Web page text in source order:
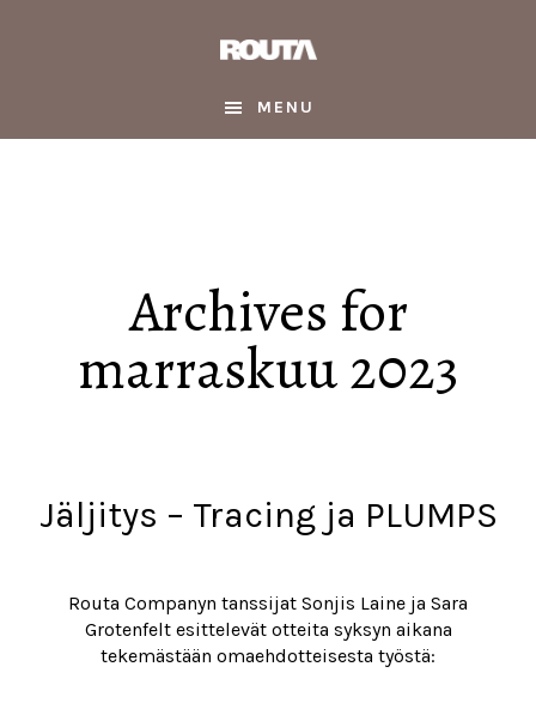
MENU
Archives for
marraskuu 2023
Jäljitys – Tracing ja PLUMPS
Routa Companyn tanssijat Sonjis Laine ja Sara
Grotenfelt esittelevät otteita syksyn aikana
tekemästään omaehdotteisesta työstä: